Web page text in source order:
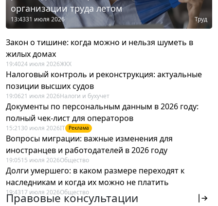
организации труда летом
13:4331 июля 2026 Труд
Закон о тишине: когда можно и нельзя шуметь в
жилых домах
19:4024 июля 2026ЖКХ
Налоговый контроль и реконструкция: актуальные
позиции высших судов
19:0621 июля 2026Налоги и бухучет
Документы по персональным данным в 2026 году:
полный чек-лист для операторов
15:21 30 июля 2026IT Реклама
Вопросы миграции: важные изменения для
иностранцев и работодателей в 2026 году
19:0515 июля 2026Общество
Долги умершего: в каком размере переходят к
наследникам и когда их можно не платить
19:4317 июля 2026Общество
Правовые консультации